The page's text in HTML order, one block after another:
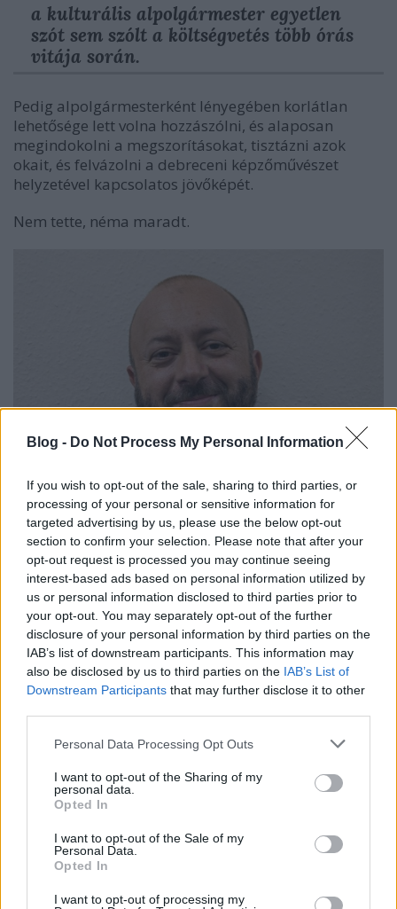
Blog - Do Not Process My Personal Information
If you wish to opt-out of the sale, sharing to third parties, or
processing of your personal or sensitive information for
targeted advertising by us, please use the below opt-out
section to confirm your selection. Please note that after your
opt-out request is processed you may continue seeing
interest-based ads based on personal information utilized by
us or personal information disclosed to third parties prior to
your opt-out. You may separately opt-out of the further
disclosure of your personal information by third parties on the
IAB’s list of downstream participants. This information may
also be disclosed by us to third parties on the IAB’s List of
Downstream Participants that may further disclose it to other
Please note that this website/app uses one or more Google
not limited to your visit or usage behaviour. You may click to
grant or deny consent to Google and its third-party tags to
use your data for below specified purposes in below Google
consent section.
Personal Data Processing Opt Outs
I want to opt-out of the Sharing of my
personal data.
Opted In
I want to opt-out of the Sale of my
Personal Data.
Opted In
I want to opt-out of processing my
a kulturális alpolgármester egyetlen
szót sem szólt a költségvetés több órás
vitája során.
Pedig alpolgármesterként lényegében korlátlan
lehetősége lett volna hozzászólni, és alaposan
megindokolni a megszorításokat, tisztázni azok
okait, és felvázolni a debreceni képzőművészet
helyzetével kapcsolatos jövőképét.
Nem tette, néma maradt.
Puskás István (Fidesz), Debrecen kulturális
alpolgármestere (kép: a politikus saját Facebook-oldala)
Szabó Bence odaszúrt
Az alpolgármester néma maradt, egészen tegnap
véleményét a témáról:
"Sajnálatos, hogy kulturális
alpolgármesterre igen, modern és
szabad kultúrára nem szán pénzt a